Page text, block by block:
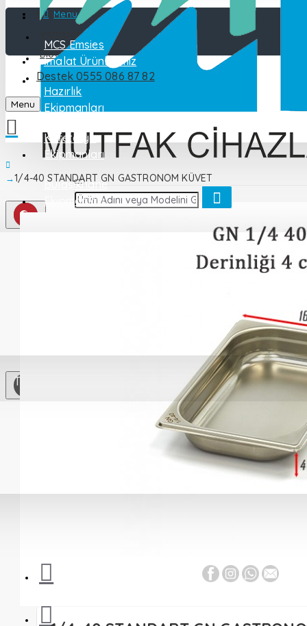
Katalog
Instagram
Blog
İletişim
TL
Menu
MCS Emsies
İmalat Ürünlerimiz
Hazırlık
Ekipmanları
Kafeterya
Ekipmanları
Bulaşıkhane
Ekipmanları
Destek 0555 086 87 82
Menu
1/4-40 STANDART GN GASTRONOM KÜVET